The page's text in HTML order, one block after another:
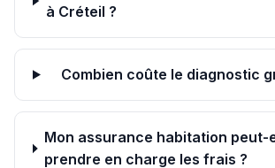
à Créteil ?
Combien coûte le diagnostic
Mon assurance habitation peut-
prendre en charge les frais ?